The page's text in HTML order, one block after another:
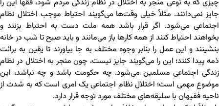
چیزی که به نوعی منجر به اختلال در نظام زندگی مردم شود، فقها این را
جایز نمی‌دانند. مثلاً خیلی وقت‌ها می‌گویند احتیاط موجب اختلال نظام
اجتماعی می‌شود. اگر قرار باشد همه ملت دست به احتیاط بزنند و
بخواهند احتیاط کنند از همه کارها باز می‌مانند و باید صبح تا شب در خانه
بنشینند و این عمل را بنابر وجوه مختلف به جا بیاورند تا یقین به برائت
ذمه پیدا کنند؛ این را می‌گویند جایز نیست، چون منجر به اختلال در نظام
زندگی اجتماعی مسلمین می‌شود. چه حکومت باشد و چه نباشد، این
موضوع مهمی است؛ اختلال نظام اجتماعی یک امری است که به شدت از
ناحیه فقیهان با سلیقه‌های مختلف مورد توجه قرار دارد.